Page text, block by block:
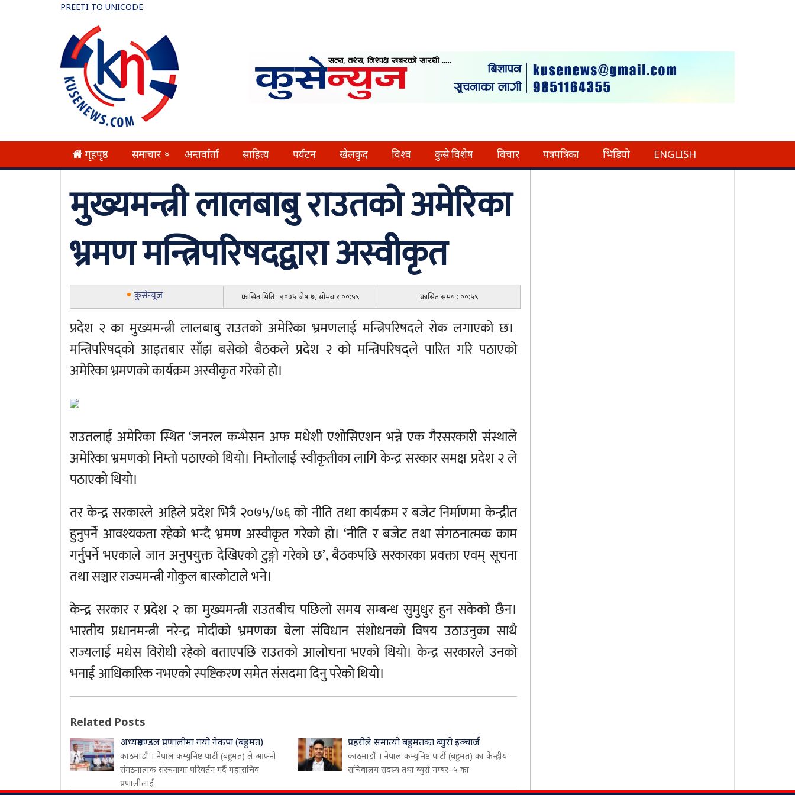
PREETI TO UNICODE
गृहपृष्ठ समाचार » अन्तर्वार्ता साहित्य पर्यटन खेलकुद विश्व कुसे विशेष विचार पत्रपत्रिका भिडियो ENGLISH
मुख्यमन्त्री लालबाबु राउतको अमेरिका
भ्रमण मन्त्रिपरिषदद्वारा अस्वीकृत
कुसेन्यूज प्रकासित मिति : २०७५ जेष्ठ ७, सोमबार ००:५९ प्रकासित समय : ००:५९
प्रदेश २ का मुख्यमन्त्री लालबाबु राउतको अमेरिका भ्रमणलाई मन्त्रिपरिषदले रोक लगाएको छ।
मन्त्रिपरिषद्को आइतबार साँझ बसेको बैठकले प्रदेश २ को मन्त्रिपरिषद्ले पारित गरि पठाएको
अमेरिका भ्रमणको कार्यक्रम अस्वीकृत गरेको हो।
राउतलाई अमेरिका स्थित ‘जनरल कन्भेसन अफ मधेशी एशोसिएशन भन्ने एक गैरसरकारी संस्थाले
अमेरिका भ्रमणको निम्तो पठाएको थियो। निम्तोलाई स्वीकृतीका लागि केन्द्र सरकार समक्ष प्रदेश २ ले
पठाएको थियो।
तर केन्द्र सरकारले अहिले प्रदेश भित्रै २०७५/७६ को नीति तथा कार्यक्रम र बजेट निर्माणमा केन्द्रीत
हुनुपर्ने आवश्यकता रहेको भन्दै भ्रमण अस्वीकृत गरेको हो। ‘नीति र बजेट तथा संगठनात्मक काम
गर्नुपर्ने भएकाले जान अनुपयुक्त देखिएको टुङ्गो गरेको छ’, बैठकपछि सरकारका प्रवक्ता एवम् सूचना
तथा सञ्चार राज्यमन्त्री गोकुल बास्कोटाले भने।
केन्द्र सरकार र प्रदेश २ का मुख्यमन्त्री राउतबीच पछिलो समय सम्बन्ध सुमुधुर हुन सकेको छैन।
भारतीय प्रधानमन्त्री नरेन्द्र मोदीको भ्रमणका बेला संविधान संशोधनको विषय उठाउनुका साथै
राज्यलाई मधेस विरोधी रहेको बताएपछि राउतको आलोचना भएको थियो। केन्द्र सरकारले उनको
भनाई आधिकारिक नभएको स्पष्टिकरण समेत संसदमा दिनु परेको थियो।
Related Posts
अध्यक्षमण्डल प्रणालीमा गयो नेकपा (बहुमत)
काठमाडौं । नेपाल कम्युनिष्ट पार्टी (बहुमत) ले आफ्नो
संगठनात्मक संरचनामा परिवर्तन गर्दै महासचिव
प्रणालीलाई
प्रहरीले समात्यो बहुमतका ब्युरो इञ्चार्ज
काठमाडौं । नेपाल कम्युनिष्ट पार्टी (बहुमत) का केन्द्रीय
सचिवालय सदस्य तथा ब्युरो नम्बर–५ का